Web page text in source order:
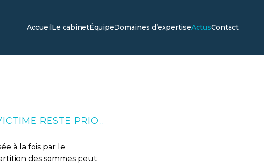
AccueilLe cabinetÉquipeDomaines d’expertiseActusContact
ACCIDENT DE LA CIRCULATION : LA VICTIME RESTE PRIORITAIRE SUR LA CAISSE DE SÉCURITÉ SOCIALE
à la fois par le
des sommes peut